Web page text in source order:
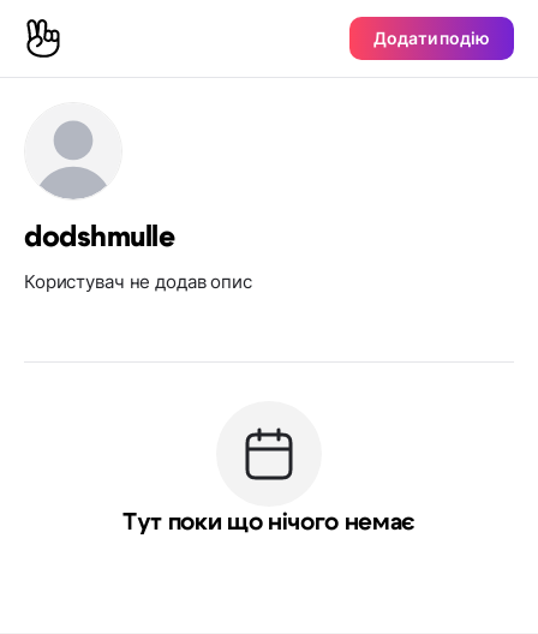
Додати подію
dodshmulle
Користувач не додав опис
Тут поки що нічого немає